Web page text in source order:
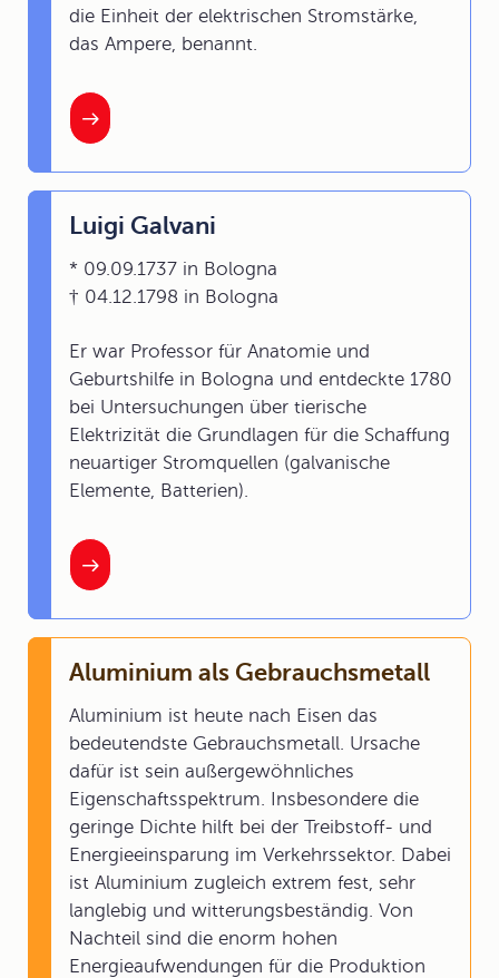
die Einheit der elektrischen Stromstärke,
das Ampere, benannt.
Luigi Galvani
* 09.09.1737 in Bologna
† 04.12.1798 in Bologna
Er war Professor für Anatomie und
Geburtshilfe in Bologna und entdeckte 1780
bei Untersuchungen über tierische
Elektrizität die Grundlagen für die Schaffung
neuartiger Stromquellen (galvanische
Elemente, Batterien).
Aluminium als Gebrauchsmetall
Aluminium ist heute nach Eisen das
bedeutendste Gebrauchsmetall. Ursache
dafür ist sein außergewöhnliches
Eigenschaftsspektrum. Insbesondere die
geringe Dichte hilft bei der Treibstoff- und
Energieeinsparung im Verkehrssektor. Dabei
ist Aluminium zugleich extrem fest, sehr
langlebig und witterungsbeständig. Von
Nachteil sind die enorm hohen
Energieaufwendungen für die Produktion